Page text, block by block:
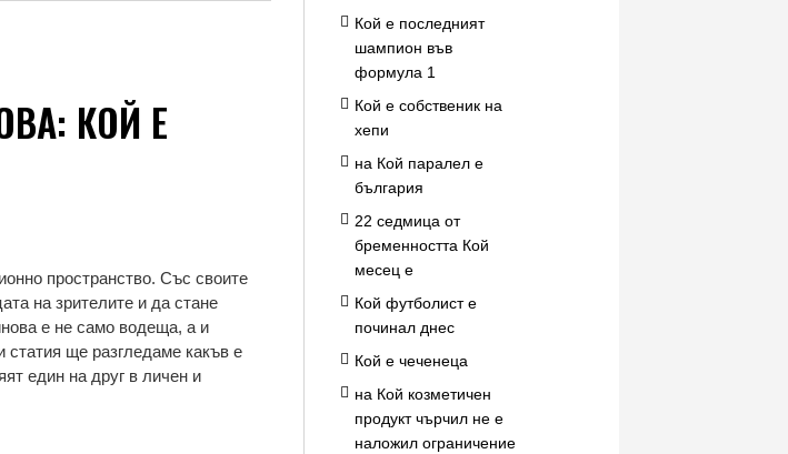
КОЙ Е
пространство. Със своите
на зрителите и да стане
е не само водеща, а и
статия ще разгледаме какъв е
един на друг в личен и
Кой е последният
шампион във
формула 1
Кой е собственик на
хепи
на Кой паралел е
българия
22 седмица от
бременността Кой
месец е
Кой футболист е
починал днес
Кой е чеченеца
на Кой козметичен
продукт чърчил не е
наложил ограничение